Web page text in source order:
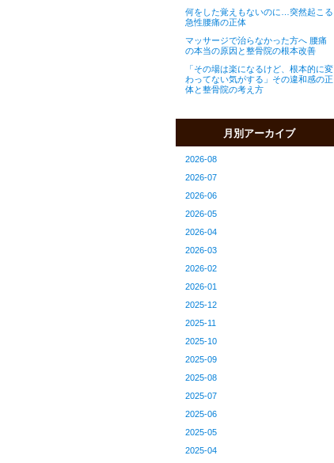
何をした覚えもないのに…突然起こる
急性腰痛の正体
マッサージで治らなかった方へ 腰痛
の本当の原因と整骨院の根本改善
「その場は楽になるけど、根本的に変
わってない気がする」その違和感の正
体と整骨院の考え方
月別アーカイブ
2026-08
2026-07
2026-06
2026-05
2026-04
2026-03
2026-02
2026-01
2025-12
2025-11
2025-10
2025-09
2025-08
2025-07
2025-06
2025-05
2025-04